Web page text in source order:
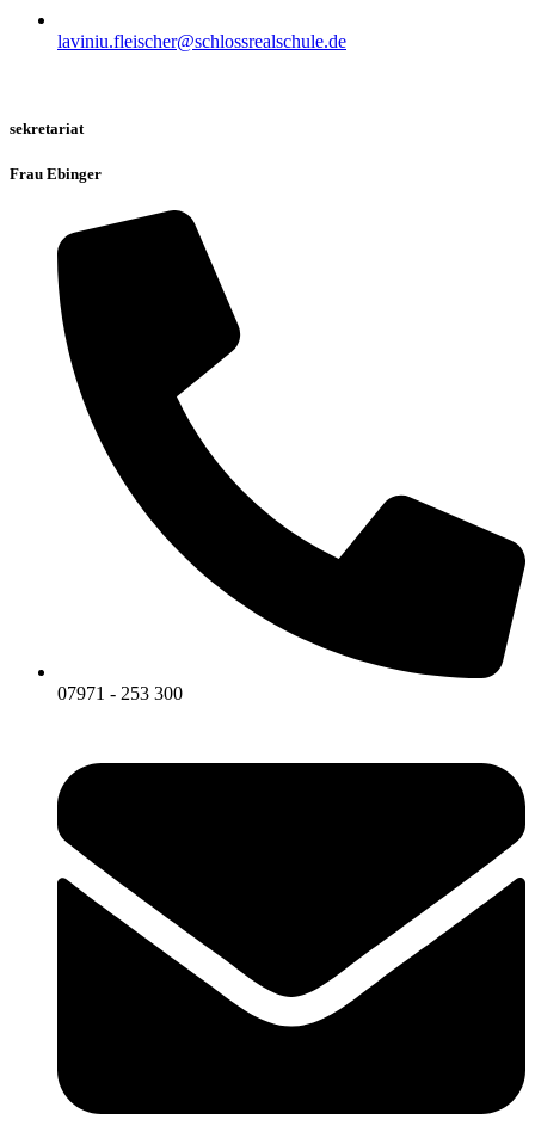
laviniu.fleischer@schlossrealschule.de
sekretariat
Frau Ebinger
07971 - 253 300